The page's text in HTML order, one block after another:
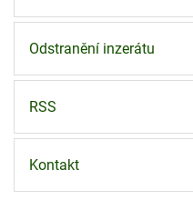
Odstranění inzerátu
RSS
Kontakt